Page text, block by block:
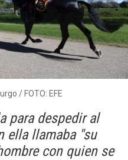
/ FOTO: EFE
para despedir al
ella llamaba "su
con quien se